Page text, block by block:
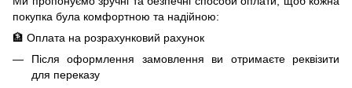
покупка була комфортною та надійною:
🏦 Оплата на розрахунковий рахунок
Після оформлення замовлення ви отримаєте реквізити
для переказу